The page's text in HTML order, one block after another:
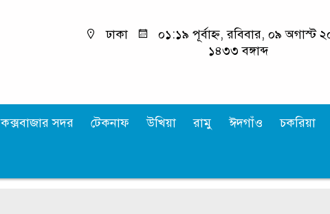
ঢাকা
০১:১৯ পূর্বাহ্ন, রবিবার, ০৯ অগাস্ট
১৪৩৩ বঙ্গাব্দ
কক্সবাজার সদর টেকনাফ উখিয়া রামু ঈদগাঁও চকরিয়া